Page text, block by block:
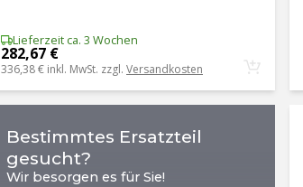
Lieferzeit ca. 3 Wochen
282,67 €
336,38 € inkl. MwSt. zzgl. Versandkosten
Bestimmtes Ersatzteil
gesucht?
Wir besorgen es für Sie!